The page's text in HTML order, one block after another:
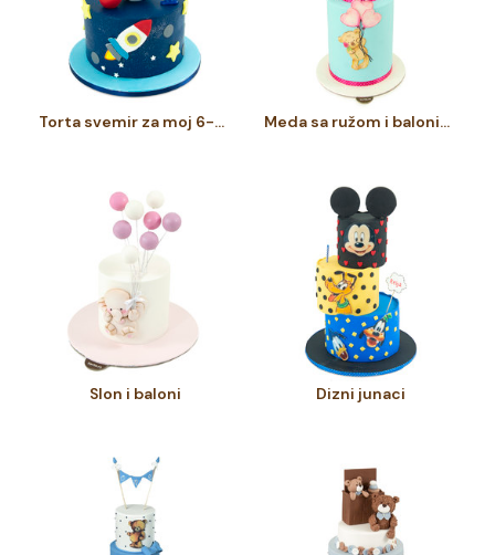
Torta svemir za moj 6-ti rodjendan Meda sa ružom i balonima
Slon i baloni Dizni junaci